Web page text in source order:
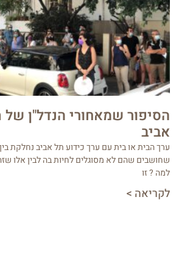
הסיפור שמאחורי הנדל"ן של
אביב
ערך הבית או בית עם ערך כידוע תל אביב נחלקת
שחושבים שהם לא מסוגלים לחיות בה לבין אלו
למה ? זו
לקריאה >